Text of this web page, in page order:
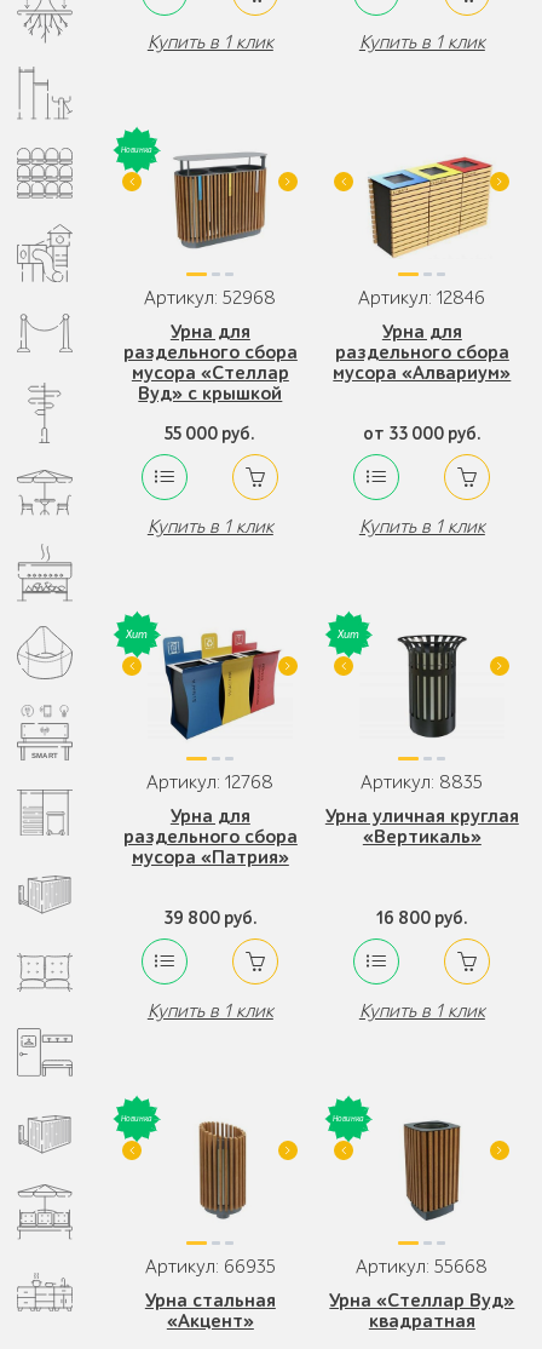
Купить в 1 клик Купить в 1 клик
Артикул: 52968
Урна для
раздельного сбора
мусора «Стеллар
Вуд» с крышкой
55 000 руб.
Купить в 1 клик
Артикул: 12846
Урна для
раздельного сбора
мусора «Алвариум»
от 33 000 руб.
Купить в 1 клик
Артикул: 12768
Урна для
раздельного сбора
мусора «Патрия»
39 800 руб.
Купить в 1 клик
Артикул: 8835
Урна уличная круглая
«Вертикаль»
16 800 руб.
Купить в 1 клик
Артикул: 66935
Урна стальная
«Акцент»
Артикул: 55668
Урна «Стеллар Вуд»
квадратная